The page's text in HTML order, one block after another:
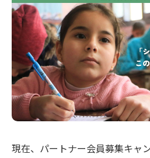
現在、パートナー会員募集キャ